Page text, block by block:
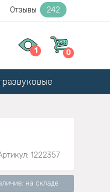
Отзывы 242
1 0
1222357
на складе